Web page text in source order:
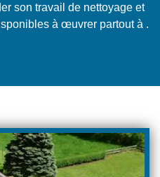
son travail de nettoyage et
à œuvrer partout à .